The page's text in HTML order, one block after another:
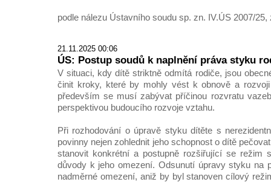
podle nálezu Ústavního soudu sp. zn. IV.ÚS 2007/25,
21.11.2025 00:06
ÚS: Postup soudů k naplnění práva styku
V situaci, kdy dítě striktně odmítá rodiče, jsou
činit kroky, které by mohly vést k obnově a
především se musí zabývat příčinou rozvratu
perspektivou budoucího rozvoje vztahu.
Při rozhodování o úpravě styku dítěte s
povinny nejen zohlednit jeho schopnost o dítě
stanovit konkrétní a postupně rozšiřující se režim
důvody k jeho omezení. Odsunutí úpravy styku na
nadměrné omezení, aniž by byl stanoven cílový